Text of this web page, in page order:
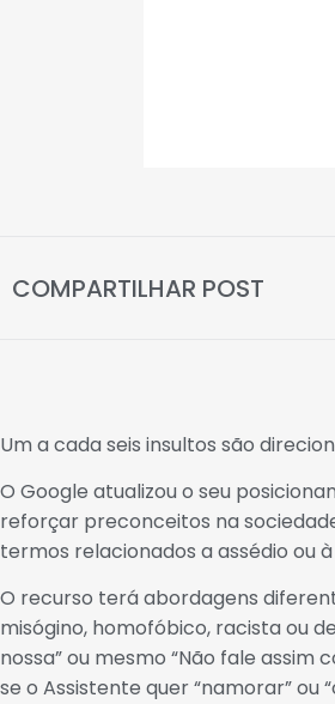
COMPARTILHAR POST
Um a cada seis insultos são
O Google atualizou o seu
reforçar preconceitos na
termos relacionados a assédio ou
O recurso terá abordagens
misógino, homofóbico, racista ou
nossa” ou mesmo “Não fale
se o Assistente quer “namorar” ou